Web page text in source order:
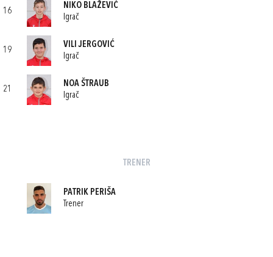
16
NIKO BLAŽEVIĆ
Igrač
19
VILI JERGOVIĆ
Igrač
21
NOA ŠTRAUB
Igrač
TRENER
PATRIK PERIŠA
Trener